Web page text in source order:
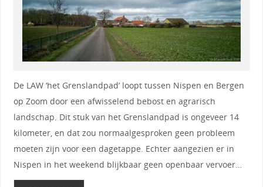
De LAW ‘het Grenslandpad’ loopt tussen Nispen en Bergen
op Zoom door een afwisselend bebost en agrarisch
landschap. Dit stuk van het Grenslandpad is ongeveer 14
kilometer, en dat zou normaalgesproken geen probleem
moeten zijn voor een dagetappe. Echter aangezien er in
Nispen in het weekend blijkbaar geen openbaar vervoer…